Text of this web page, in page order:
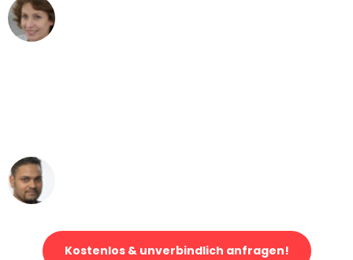
Kostenlos & unverbindlich anfragen!